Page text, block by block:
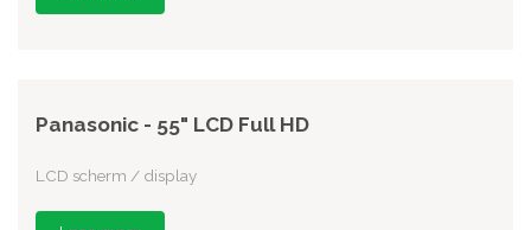
Panasonic - 55" LCD Full HD
LCD scherm / display